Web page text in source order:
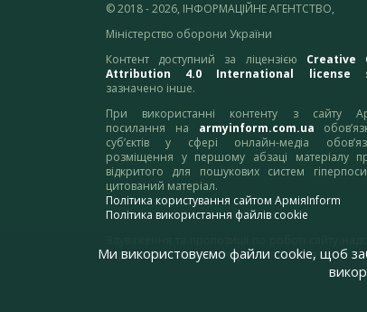
© 2018 - 2026, ІНФОРМАЦІЙНЕ АГЕНТСТВО,
Міністерство оборони України
Контент доступний за ліцензією Creative
Attribution 4.0 International license
зазначено інше.
При використанні контенту з сайту
посилання на armyinform.com.ua
суб’єктів у сфері онлайн-медіа
розміщення у першому абзаці матеріалу
відкритого для пошукових систем
цитований матеріал.
Політика користування сайтом АрміяInform
Політика використання файлів cookie
адресу:webmaster@armyinform.com.ua
Ми використовуємо файли cookie, щоб